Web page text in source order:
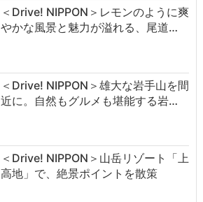
＜Drive! NIPPON＞レモンのように爽
やかな風景と魅力が溢れる、尾道…
＜Drive! NIPPON＞雄大な岩手山を間
近に。自然もグルメも堪能する岩…
＜Drive! NIPPON＞山岳リゾート「上
高地」で、絶景ポイントを散策